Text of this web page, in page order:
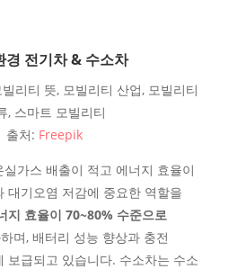
경 전기차 & 수소차
출처: Freepik
가스 배출이 적고 에너지 효율이
대기오염 저감에 중요한 역할을
지 효율이 70~80% 수준으로
하며, 배터리 성능 향상과 충전
보급되고 있습니다. 수소차는 수소